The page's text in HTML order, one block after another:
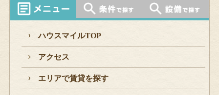
ハウスマイルTOP
アクセス
エリアで賃貸を探す